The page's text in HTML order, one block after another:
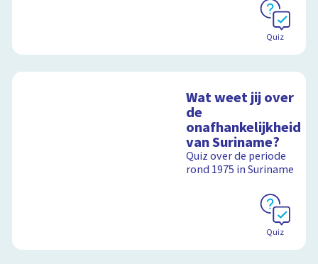
Quiz
Wat weet jij over
de
onafhankelijkheid
van Suriname?
Quiz over de periode
rond 1975 in Suriname
Quiz